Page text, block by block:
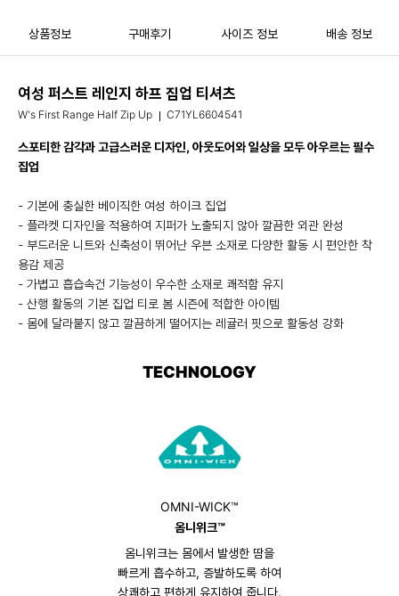
상품정보 구매후기 사이즈 정보 배송 정보
여성 퍼스트 레인지 하프 집업 티셔츠
W's First Range Half Zip Up C71YL6604541
스포티한 감각과 고급스러운 디자인, 아웃도어와 일상을 모두 아우르는 필수
집업
- 기본에 충실한 베이직한 여성 하이크 집업
- 플라켓 디자인을 적용하여 지퍼가 노출되지 않아 깔끔한 외관 완성
- 부드러운 니트와 신축성이 뛰어난 우븐 소재로 다양한 활동 시 편안한 착
용감 제공
- 가볍고 흡습속건 기능성이 우수한 소재로 쾌적함 유지
- 산행 활동의 기본 집업 티로 봄 시즌에 적합한 아이템
- 몸에 달라붙지 않고 깔끔하게 떨어지는 레귤러 핏으로 활동성 강화
TECHNOLOGY
OMNI-WICK™
옴니위크™
옴니위크는 몸에서 발생한 땀을
빠르게 흡수하고, 증발하도록 하여
상쾌하고 편하게 유지하여 줍니다.